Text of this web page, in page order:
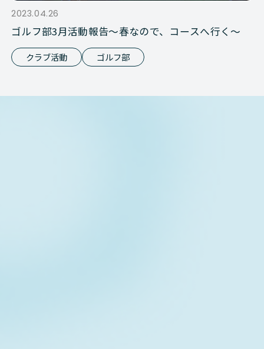
2023.04.26
ゴルフ部3月活動報告～春なので、コースへ行く～
クラブ活動 ゴルフ部